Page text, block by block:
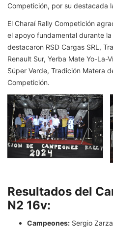
Competición, por su destacada
El Charaí Rally Competición
el apoyo fundamental durante
destacaron RSD Cargas SRL,
Renault Sur, Yerba Mate Yo-La-
Súper Verde, Tradición Matera
Competición.
Resultados del
N2 16v:
Campeones: Sergio